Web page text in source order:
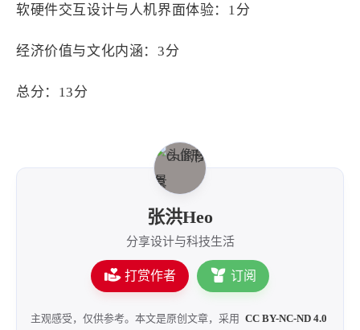
软硬件交互设计与人机界面体验：1分
经济价值与文化内涵：3分
总分：13分
张洪Heo
分享设计与科技生活
打赏作者 订阅
主观感受，仅供参考。本文是原创文章，采用 CC BY-NC-ND 4.0